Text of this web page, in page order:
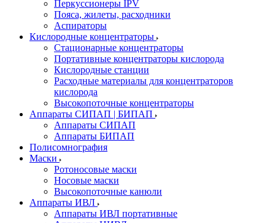
Перкуссионеры IPV
Пояса, жилеты, расходники
Аспираторы
Кислородные концентраторы
Стационарные концентраторы
Портативные концентраторы кислорода
Кислородные станции
Расходные материалы для концентраторов
кислорода
Высокопоточные концентраторы
Аппараты СИПАП | БИПАП
Аппараты СИПАП
Аппараты БИПАП
Полисомнография
Маски
Ротоносовые маски
Носовые маски
Высокопоточные канюли
Аппараты ИВЛ
Аппараты ИВЛ портативные